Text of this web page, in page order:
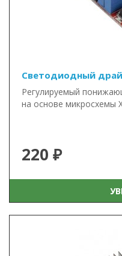
Светодиодный
Регулируемый
на основе микросхемы
220 ₽